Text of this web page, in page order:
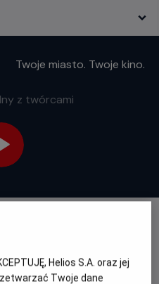
Twoje miasto. Twoje kino.
Helios S.A. oraz jej
Twoje dane